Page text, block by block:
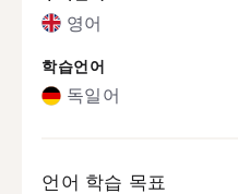
영어
학습언어
독일어
언어 학습 목표